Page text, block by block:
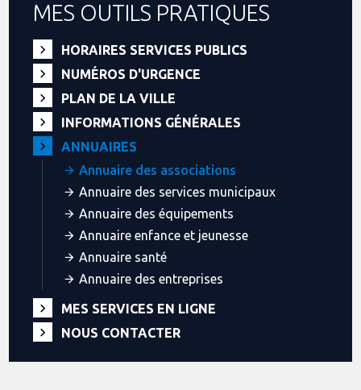
MES OUTILS PRATIQUES
HORAIRES SERVICES PUBLICS
NUMÉROS D'URGENCE
PLAN DE LA VILLE
INFORMATIONS GÉNÉRALES
ANNUAIRES
Annuaire des associations
Annuaire des services municipaux
Annuaire des équipements
Annuaire enfance et jeunesse
Annuaire santé
Annuaire des entreprises
MES SERVICES EN LIGNE
NOUS CONTACTER